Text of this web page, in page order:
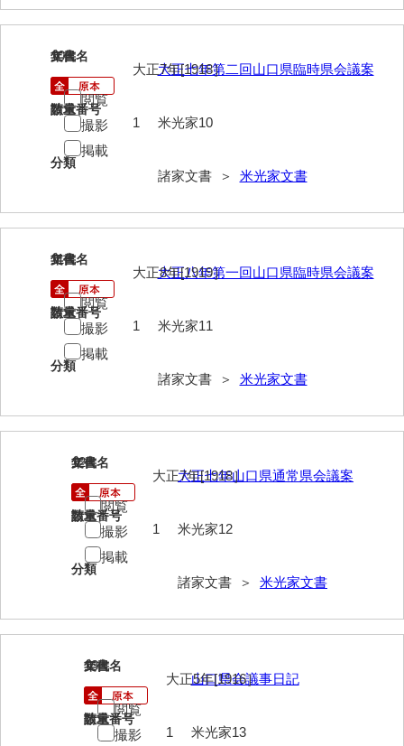
鍛冶利吉文書
片岡トミ子自作農地木札
堅田家文書（一般郷土伝来）
堅田家文書（山口市）
堅田家文書（山口市２）
片山家文書（下関市豊浦）
片山家文書（美和町）
月輪寺文書
勝間田家文書
桂家文書（防府市）
桂家文書（宇部市2）
桂家文書（下関市長府）
桂家文書（大阪市）
金津家文書
金谷家文書
金子家文書
兼重家文書
10
文書名
大正七年第二回山口県臨時県会議案
請求番号
米光家10
分類
諸家文書 ＞ 米光家文書
年代
大正7年[1918］
数量
1
閲覧
撮影
掲載
11
文書名
大正八年第一回山口県臨時県会議案
請求番号
米光家11
分類
諸家文書 ＞ 米光家文書
年代
大正8年[1919］
数量
1
閲覧
撮影
掲載
12
文書名
大正七年山口県通常県会議案
請求番号
米光家12
分類
諸家文書 ＞ 米光家文書
年代
大正7年[1918］
数量
1
閲覧
撮影
掲載
13
文書名
山口県会議事日記
請求番号
米光家13
年代
大正5年[1916］
数量
1
閲覧
撮影